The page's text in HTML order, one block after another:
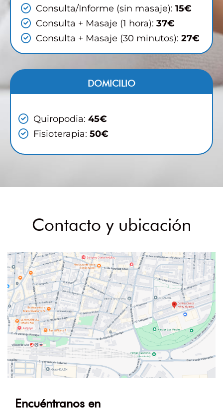
Consulta/Informe (sin masaje): 15€
Consulta + Masaje (1 hora): 37€
Consulta + Masaje (30 minutos): 27€
DOMICILIO
Quiropodia: 45€
Fisioterapia: 50€
Contacto y ubicación
Encuéntranos en